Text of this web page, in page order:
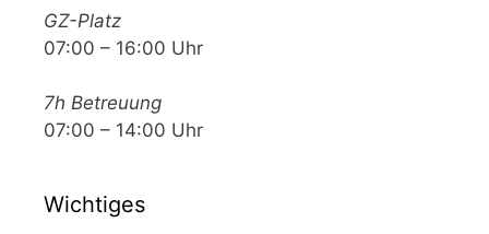
GZ-Platz
07:00 – 16:00 Uhr
7h Betreuung
07:00 – 14:00 Uhr
Wichtiges